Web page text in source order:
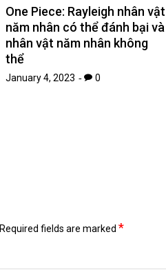
One Piece: Rayleigh nhân vật
năm nhân có thể đánh bại và
nhân vật năm nhân không
thể
January 4, 2023 0
Required fields are marked *